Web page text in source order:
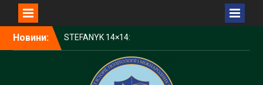
Новини:
STEFANYK 14×14:
Науковий пікнік Open Day
КНУВС — серед лідерів
України за науковим